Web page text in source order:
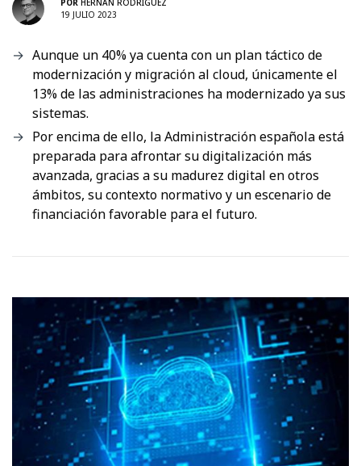
POR HERNÁN RODRÍGUEZ
19 JULIO 2023
Aunque un 40% ya cuenta con un plan táctico de
modernización y migración al cloud, únicamente el
13% de las administraciones ha modernizado ya sus
sistemas.
Por encima de ello, la Administración española está
preparada para afrontar su digitalización más
avanzada, gracias a su madurez digital en otros
ámbitos, su contexto normativo y un escenario de
financiación favorable para el futuro.